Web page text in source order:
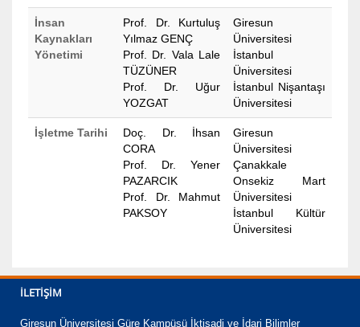
İnsan
Kaynakları
Yönetimi
Prof. Dr. Kurtuluş
Yılmaz GENÇ
Prof. Dr. Vala Lale
TÜZÜNER
Prof. Dr. Uğur
YOZGAT
Giresun
Üniversitesi
İstanbul
Üniversitesi
İstanbul Nişantaşı
Üniversitesi
İşletme Tarihi
Doç. Dr. İhsan
CORA
Prof. Dr. Yener
PAZARCIK
Prof. Dr. Mahmut
PAKSOY
Giresun
Üniversitesi
Çanakkale
Onsekiz Mart
Üniversitesi
İstanbul Kültür
Üniversitesi
İLETIŞIM
Giresun Üniversitesi Güre Kampüsü İktisadi ve İdari Bilimler